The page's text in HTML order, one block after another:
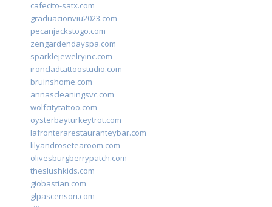
cafecito-satx.com
graduacionviu2023.com
pecanjackstogo.com
zengardendayspa.com
sparklejewelryinc.com
ironcladtattoostudio.com
bruinshome.com
annascleaningsvc.com
wolfcitytattoo.com
oysterbayturkeytrot.com
lafronterarestauranteybar.com
lilyandrosetearoom.com
olivesburgberrypatch.com
theslushkids.com
giobastian.com
glpascensori.com